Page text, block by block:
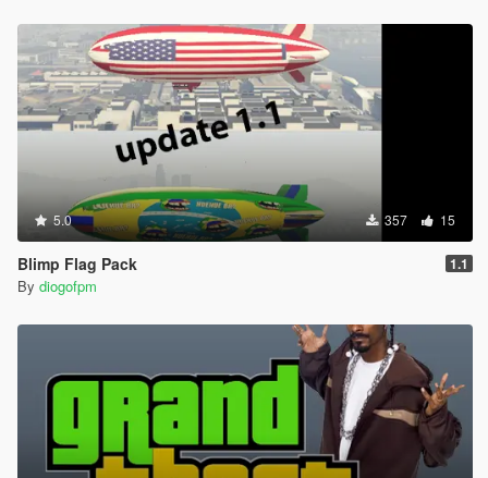
5.0 357 15
Blimp Flag Pack 1.1
By diogofpm